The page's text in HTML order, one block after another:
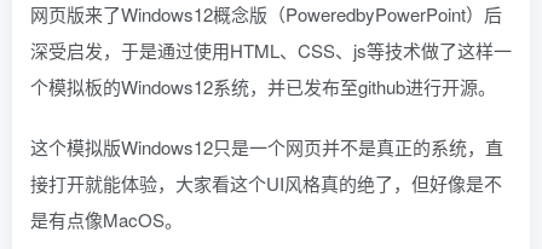
网页版来了Windows12概念版（PoweredbyPowerPoint）后
深受启发，于是通过使用HTML、CSS、js等技术做了这样一
个模拟板的Windows12系统，并已发布至github进行开源。
这个模拟版Windows12只是一个网页并不是真正的系统，直
接打开就能体验，大家看这个UI风格真的绝了，但好像是不
是有点像MacOS。